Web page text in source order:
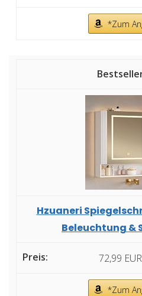
*Zum
Hzuaneri
Beleuchtung &
72,99 EUR
*Zum